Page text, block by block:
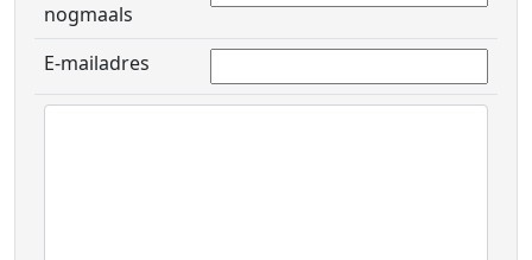
nogmaals
E-mailadres